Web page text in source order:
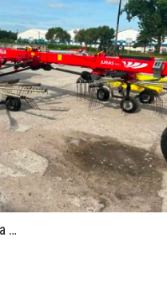
(Polski) Zgrabiarka FELLA JURA 1402